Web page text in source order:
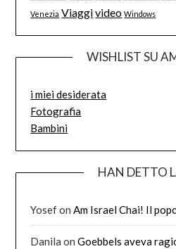
Venezia Viaggivideo Windows
WISHLIST SU
i miei desiderata
Fotografia
Bambini
HAN DETTO
YosefonAm Israel Chai! Il
Danila onGoebbels aveva